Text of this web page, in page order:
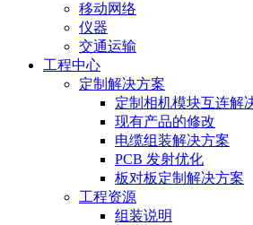
移动网络
仪器
交通运输
工程中心
定制解决方案
定制相机模块互连解
现有产品的修改
电缆组装解决方案
PCB 发射优化
板对板定制解决方案
工程资源
组装说明